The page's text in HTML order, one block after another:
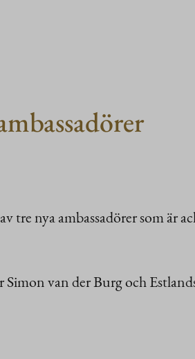
nya ambassadörer som är
van der Burg och